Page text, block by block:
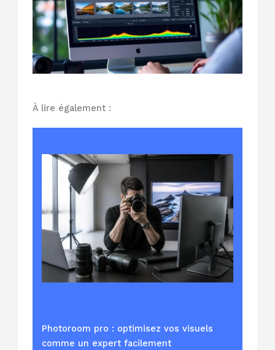
À lire également :
Photoroom pro : optimisez vos visuels
comme un expert facilement